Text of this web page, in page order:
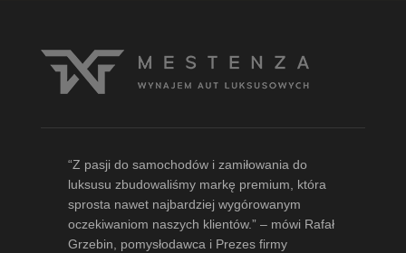
“Z pasji do samochodów i zamiłowania do
luksusu zbudowaliśmy markę premium, która
sprosta nawet najbardziej wygórowanym
oczekiwaniom naszych klientów.” – mówi Rafał
Grzebin, pomysłodawca i Prezes firmy